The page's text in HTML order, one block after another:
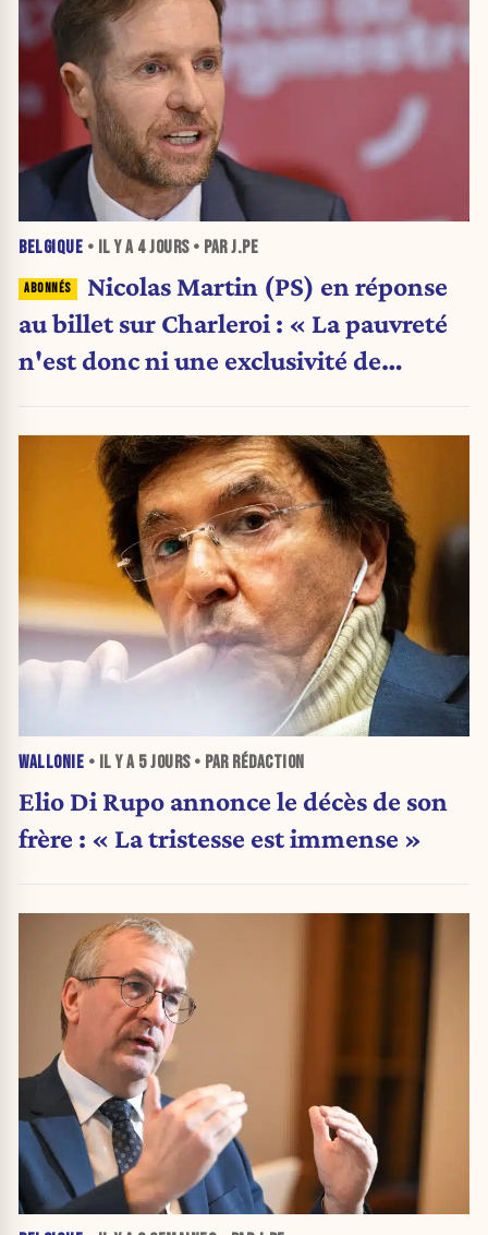
BELGIQUE • IL Y A 4 JOURS• PAR J.PE
Nicolas Martin (PS) en réponse
au billet sur Charleroi : « La pauvreté
n'est donc ni une exclusivité de
WALLONIE • IL Y A 5 JOURS• PAR RÉDACTION
Elio Di Rupo annonce le décès de son
frère : « La tristesse est immense »